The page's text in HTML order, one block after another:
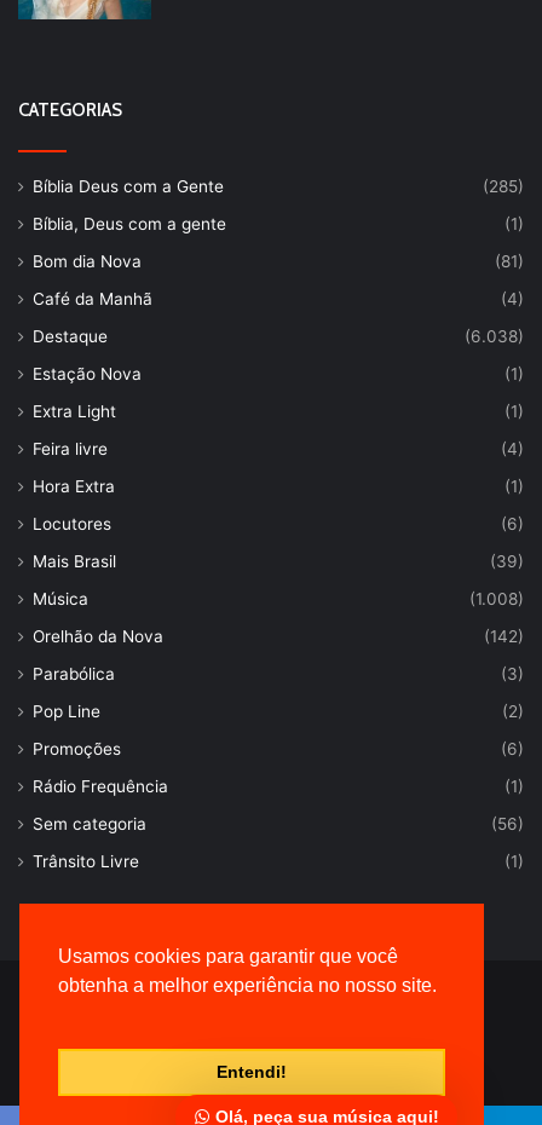
Usamos cookies para garantir que você
obtenha a melhor experiência no nosso site.
Entendi!
Olá, peça sua música aqui!
CATEGORIAS
Bíblia Deus com a Gente
(285)
Bíblia, Deus com a gente
(1)
Bom dia Nova
(81)
Café da Manhã
(4)
Destaque
(6.038)
Estação Nova
(1)
Extra Light
(1)
Feira livre
(4)
Hora Extra
(1)
Locutores
(6)
Mais Brasil
(39)
Música
(1.008)
Orelhão da Nova
(142)
Parabólica
(3)
Pop Line
(2)
Promoções
(6)
Rádio Frequência
(1)
Sem categoria
(56)
Trânsito Livre
(1)